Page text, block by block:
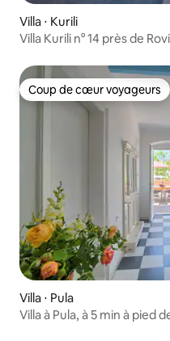
Villa ⋅ Kurili
Villa Kurili n° 14 près de
Coup de cœur voyageurs
Coup de cœur voyageurs
Villa ⋅ Pula
Villa à Pula, à 5 min à pied